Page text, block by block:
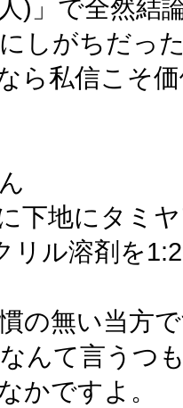
)」で全然結
しがちだっ
ら私信こそ
下地にタミ
リル溶剤を
の無い当方
んて言うつ
かですよ。